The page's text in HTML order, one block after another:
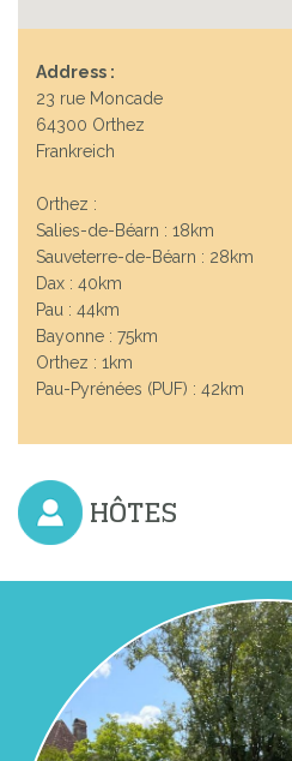
Address :
23 rue Moncade
64300 Orthez
Frankreich
Orthez :
Salies-de-Béarn : 18km
Sauveterre-de-Béarn : 28km
Dax : 40km
Pau : 44km
Bayonne : 75km
Orthez : 1km
Pau-Pyrénées (PUF) : 42km
HÔTES